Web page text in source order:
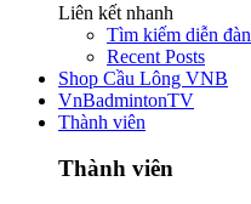
Liên kết nhanh
Tìm kiếm diễn đàn
Recent Posts
Shop Cầu Lông VNB
VnBadmintonTV
Thành viên
Thành viên